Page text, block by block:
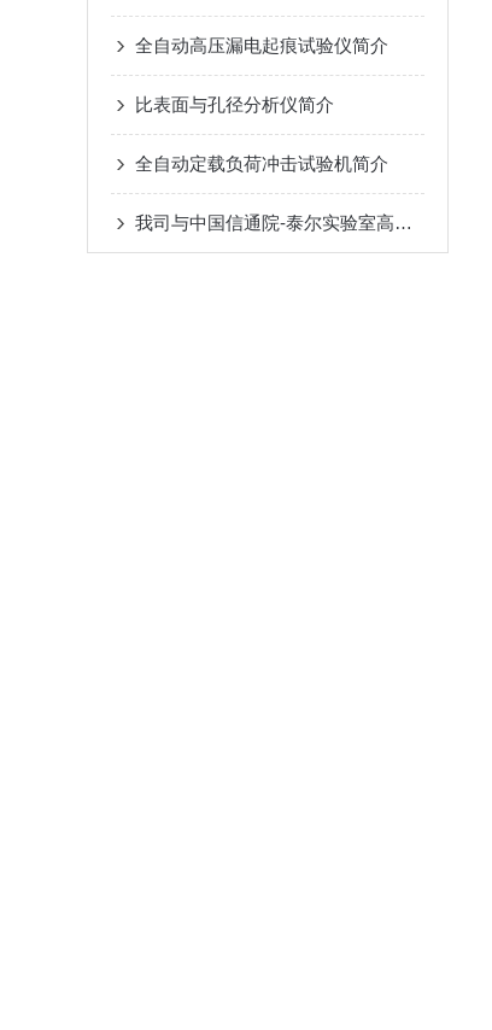
全自动高压漏电起痕试验仪简介
比表面与孔径分析仪简介
全自动定载负荷冲击试验机简介
我司与中国信通院-泰尔实验室高压漏电起痕试验仪达成供货合作